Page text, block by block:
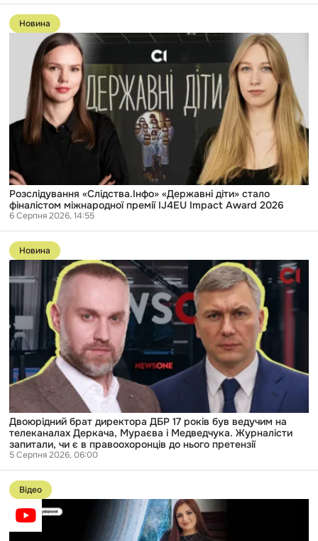
Перейти
до
публікації
Розслідування
«Слідства.Інфо»
«Державні
стало
фіналістом
міжнародної
премії
IJ4EU
Impact
2026
Новина
Розслідування «Слідства.Інфо» «Державні діти» стало
фіналістом міжнародної премії IJ4EU Impact Award 2026
6 Серпня 2026, 14:55
Перейти
до
публікації
Двоюрідний
брат
директора
ДБР
років
був
ведучим
телеканалах
Деркача,
Мураєва
Медведчука.
Журналісти
запитали,
чи
в
правоохоронців
до
нього
претензії
Новина
Двоюрідний брат директора ДБР 17 років був ведучим на
телеканалах Деркача, Мураєва і Медведчука. Журналісти
запитали, чи є в правоохоронців до нього претензії
5 Серпня 2026, 06:00
Перейти
до
публікації
Спільні
свята
Відео